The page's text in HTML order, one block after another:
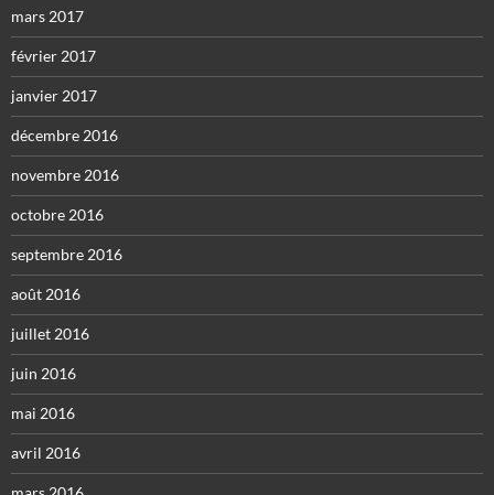
mars 2017
février 2017
janvier 2017
décembre 2016
novembre 2016
octobre 2016
septembre 2016
août 2016
juillet 2016
juin 2016
mai 2016
avril 2016